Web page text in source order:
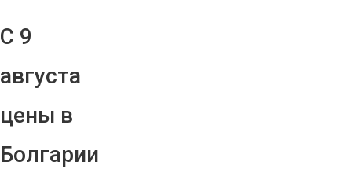
С 9
августа
цены в
Болгарии